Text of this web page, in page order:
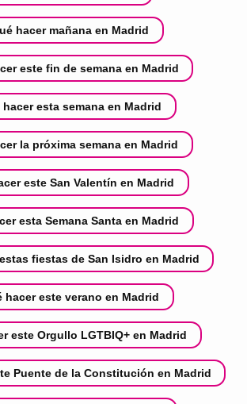
hacer mañana en Madrid
este fin de semana en Madrid
hacer esta semana en Madrid
la próxima semana en Madrid
este San Valentín en Madrid
esta Semana Santa en Madrid
fiestas de San Isidro en Madrid
hacer este verano en Madrid
este Orgullo LGTBIQ+ en Madrid
Puente de la Constitución en Madrid